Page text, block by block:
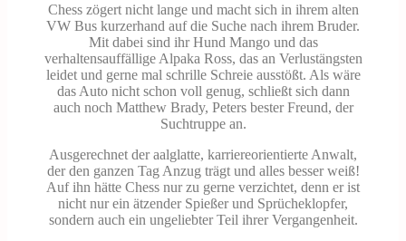
Chess zögert nicht lange und macht sich in ihrem alten
VW Bus kurzerhand auf die Suche nach ihrem Bruder.
Mit dabei sind ihr Hund Mango und das
verhaltensauffällige Alpaka Ross, das an Verlustängsten
leidet und gerne mal schrille Schreie ausstößt. Als wäre
das Auto nicht schon voll genug, schließt sich dann
auch noch Matthew Brady, Peters bester Freund, der
Suchtruppe an.
Ausgerechnet der aalglatte, karriereorientierte Anwalt,
der den ganzen Tag Anzug trägt und alles besser weiß!
Auf ihn hätte Chess nur zu gerne verzichtet, denn er ist
nicht nur ein ätzender Spießer und Sprücheklopfer,
sondern auch ein ungeliebter Teil ihrer Vergangenheit.